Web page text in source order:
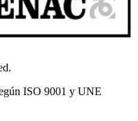
ISO 9001 y UNE